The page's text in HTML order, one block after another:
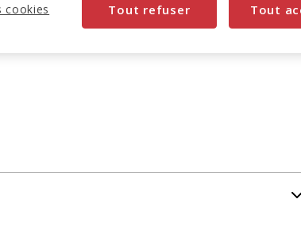
Tout refuser Tout
cookies